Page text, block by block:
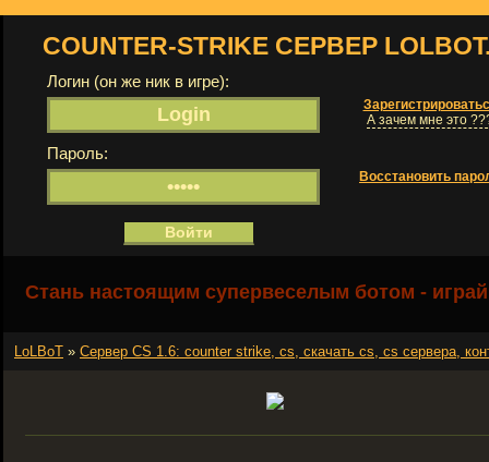
COUNTER-STRIKE СЕРВЕР
Логин (он же ник в игре):
А зачем мне это
Пароль:
Восстановить
Стань настоящим супервеселым ботом -
LoLBoT » Сервер СS 1.6: counter strike, cs, скачать cs, cs сервера,